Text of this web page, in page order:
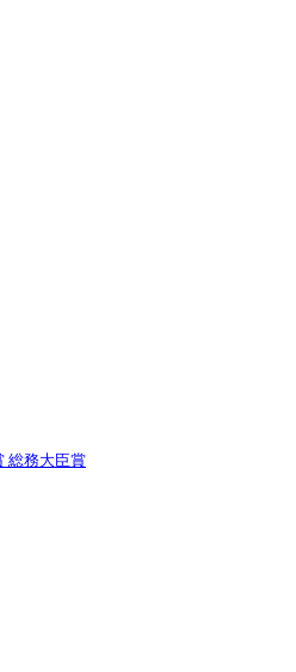
総務大臣賞